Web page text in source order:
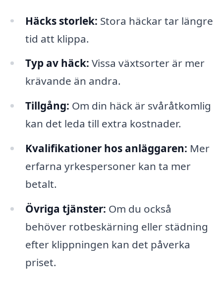
Häcks storlek: Stora häckar tar längre
tid att klippa.
Typ av häck: Vissa växtsorter är mer
krävande än andra.
Tillgång: Om din häck är svåråtkomlig
kan det leda till extra kostnader.
Kvalifikationer hos anläggaren: Mer
erfarna yrkespersoner kan ta mer
betalt.
Övriga tjänster: Om du också
behöver rotbeskärning eller städning
efter klippningen kan det påverka
priset.